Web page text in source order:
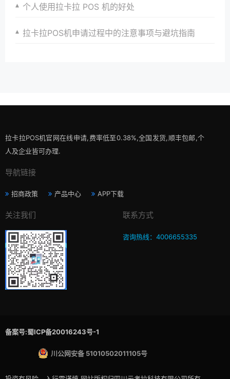
个人使用拉卡拉 POS 机的好处
拉卡拉POS机申请过程中的注意事项与避坑指南
拉卡拉POS机官网在线申请,费率低至0.38%,全国发货,顺丰包邮,个
人及企业皆可办理.
导航链接
招商政策 产品中心 APP下载
关注我们 联系方式
咨询热线：4006655335
备案号:蜀ICP备20016243号-1
川公网安备 51010502011105号